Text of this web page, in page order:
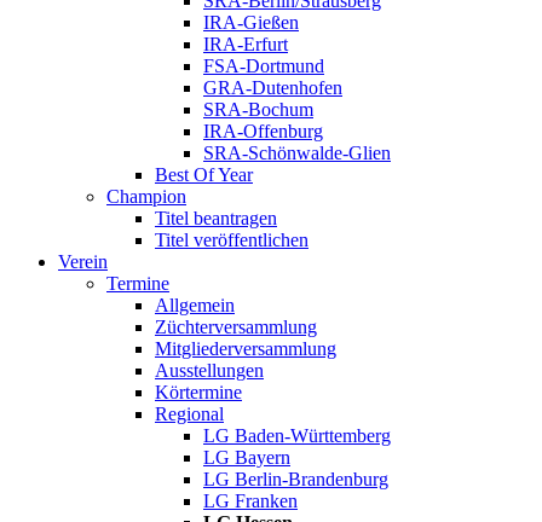
IRA-Gießen
IRA-Erfurt
FSA-Dortmund
GRA-Dutenhofen
SRA-Bochum
IRA-Offenburg
SRA-Schönwalde-Glien
Best Of Year
Champion
Titel beantragen
Titel veröffentlichen
Verein
Termine
Allgemein
Züchterversammlung
Mitgliederversammlung
Ausstellungen
Körtermine
Regional
LG Baden-Württemberg
LG Bayern
LG Berlin-Brandenburg
LG Franken